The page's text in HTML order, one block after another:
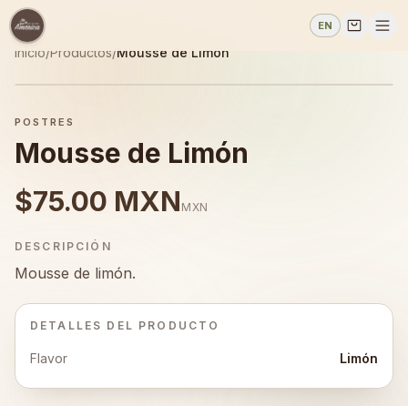
EN
Inicio/Productos/Mousse de Limón
POSTRES
Mousse de Limón
$75.00 MXN MXN
DESCRIPCIÓN
Mousse de limón.
DETALLES DEL PRODUCTO
Flavor Limón